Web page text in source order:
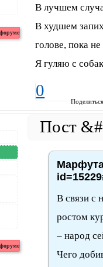
В лучшем
В худшем
голове, пока
Я гуляю с
0
В связи с
ростом
– народ
Чего